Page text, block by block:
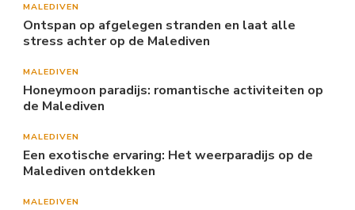
MALEDIVEN
Ontspan op afgelegen stranden en laat alle
stress achter op de Malediven
MALEDIVEN
Honeymoon paradijs: romantische activiteiten op
de Malediven
MALEDIVEN
Een exotische ervaring: Het weerparadijs op de
Malediven ontdekken
MALEDIVEN